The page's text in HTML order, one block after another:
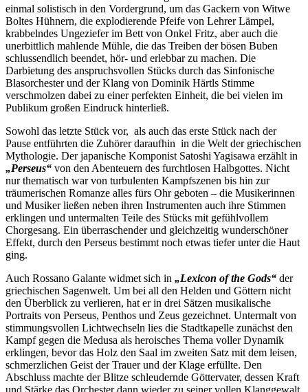
einmal solistisch in den Vordergrund, um das Gackern von Witwe
Boltes Hühnern, die explodierende Pfeife von Lehrer Lämpel,
krabbelndes Ungeziefer im Bett von Onkel Fritz, aber auch die
unerbittlich mahlende Mühle, die das Treiben der bösen Buben
schlussendlich beendet, hör- und erlebbar zu machen. Die
Darbietung des anspruchsvollen Stücks durch das Sinfonische
Blasorchester und der Klang von Dominik Härtls Stimme
verschmolzen dabei zu einer perfekten Einheit, die bei vielen im
Publikum großen Eindruck hinterließ.
Sowohl das letzte Stück vor, als auch das erste Stück nach der
Pause entführten die Zuhörer daraufhin in die Welt der griechischen
Mythologie. Der japanische Komponist Satoshi Yagisawa erzählt in
„Perseus“ von den Abenteuern des furchtlosen Halbgottes. Nicht
nur thematisch war von turbulenten Kampfszenen bis hin zur
träumerischen Romanze alles fürs Ohr geboten – die Musikerinnen
und Musiker ließen neben ihren Instrumenten auch ihre Stimmen
erklingen und untermalten Teile des Stücks mit gefühlvollem
Chorgesang. Ein überraschender und gleichzeitig wunderschöner
Effekt, durch den Perseus bestimmt noch etwas tiefer unter die Haut
ging.
Auch Rossano Galante widmet sich in „Lexicon of the Gods“ der
griechischen Sagenwelt. Um bei all den Helden und Göttern nicht
den Überblick zu verlieren, hat er in drei Sätzen musikalische
Portraits von Perseus, Penthos und Zeus gezeichnet. Untermalt von
stimmungsvollen Lichtwechseln lies die Stadtkapelle zunächst den
Kampf gegen die Medusa als heroisches Thema voller Dynamik
erklingen, bevor das Holz den Saal im zweiten Satz mit dem leisen,
schmerzlichen Geist der Trauer und der Klage erfüllte. Den
Abschluss machte der Blitze schleudernde Göttervater, dessen Kraft
und Stärke das Orchester dann wieder zu seiner vollen Klanggewalt